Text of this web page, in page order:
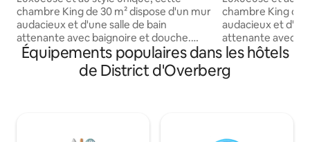
chambre King de 30 m² dispose d'un mur
audacieux et d'une salle de bain
attenante avec baignoire et douche.
Comprend une machine Nespresso,
DSTV, une connexion Wi-Fi rapide et un
petit-déjeuner gastronomique
chambre King de
audacieux et
attenante avec
machine
quotidien. Les
Équipements populaires dans les hôtels
de District d'Overberg